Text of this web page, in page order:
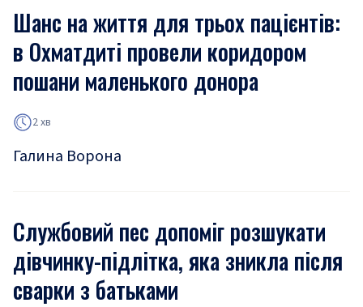
Шанс на життя для трьох пацієнтів:
в Охматдиті провели коридором
пошани маленького донора
2 хв
Галина Ворона
Службовий пес допоміг розшукати
дівчинку-підлітка, яка зникла після
сварки з батьками